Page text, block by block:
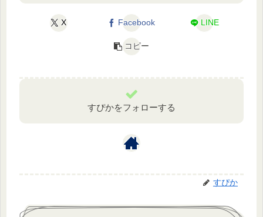
X Facebook LINE
コピー
すぴかをフォローする
すぴか